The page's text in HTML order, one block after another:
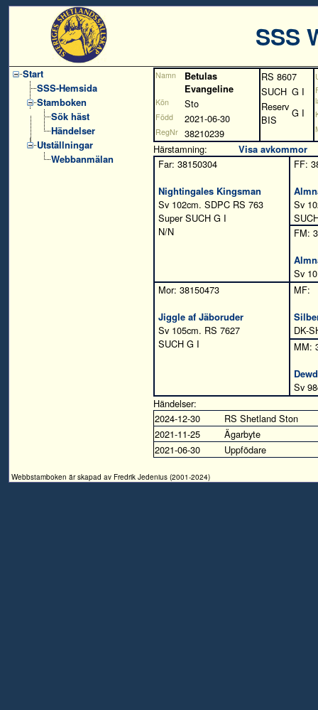
SSS
Start
SSS-Hemsida
Stamboken
Sök häst
Händelser
Utställningar
Webbanmälan
Namn
Betulas
Evangeline
Kön Sto
Född 2021-06-30
RegNr 38210239
RS 8607
SUCH G I
Reserv
BIS
G I
Härstamning:
Visa avkommor
Far: 38150304
Nightingales Kingsman
Sv 102cm. SDPC RS 763
Super SUCH G I
N/N
FF:
Sv
FM:
Sv
Mor: 38150473
Jiggle af Jäboruder
Sv 105cm. RS 7627
SUCH G I
MF:
DK-
MM:
Sv
Händelser:
2024-12-30
RS Shetland Ston
2021-11-25
Ägarbyte
2021-06-30
Uppfödare
Webbstamboken är skapad av Fredrik Jedenius (2001-2024)